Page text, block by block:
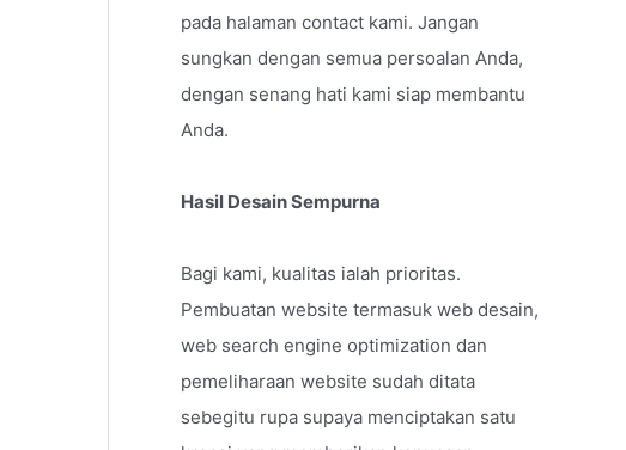
pada halaman contact kami. Jangan
sungkan dengan semua persoalan Anda,
dengan senang hati kami siap membantu
Anda.
Hasil Desain Sempurna
Bagi kami, kualitas ialah prioritas.
Pembuatan website termasuk web desain,
web search engine optimization dan
pemeliharaan website sudah ditata
sebegitu rupa supaya menciptakan satu